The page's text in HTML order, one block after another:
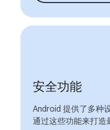
安全功能
Android 提供了多种
通过这些功能来打造